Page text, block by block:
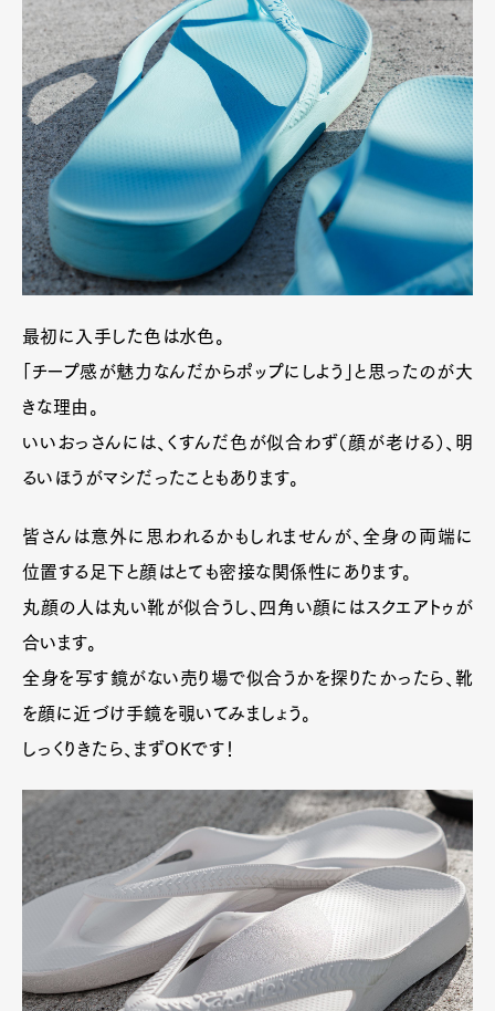
最初に入手した色は水色。
「チープ感が魅力なんだからポップにしよう」と思ったのが大
きな理由。
いいおっさんには、くすんだ色が似合わず（顔が老ける）、明
るいほうがマシだったこともあります。
皆さんは意外に思われるかもしれませんが、全身の両端に
位置する足下と顔はとても密接な関係性にあります。
丸顔の人は丸い靴が似合うし、四角い顔にはスクエアトゥが
合います。
全身を写す鏡がない売り場で似合うかを探りたかったら、靴
を顔に近づけ手鏡を覗いてみましょう。
しっくりきたら、まずOKです！